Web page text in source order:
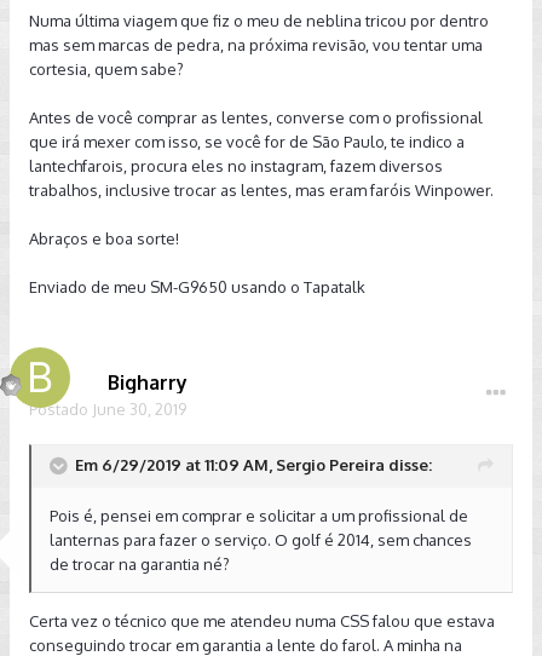
Numa última viagem que fiz o meu de neblina tricou por dentro
mas sem marcas de pedra, na próxima revisão, vou tentar uma
cortesia, quem sabe?
Antes de você comprar as lentes, converse com o profissional
que irá mexer com isso, se você for de São Paulo, te indico a
lantechfarois, procura eles no instagram, fazem diversos
trabalhos, inclusive trocar as lentes, mas eram faróis Winpower.
Abraços e boa sorte!
Enviado de meu SM-G9650 usando o Tapatalk
Bigharry
Postado June 30, 2019
Em 6/29/2019 at 11:09 AM, Sergio Pereira disse:
Pois é, pensei em comprar e solicitar a um profissional de
lanternas para fazer o serviço. O golf é 2014, sem chances
de trocar na garantia né?
Certa vez o técnico que me atendeu numa CSS falou que estava
conseguindo trocar em garantia a lente do farol. A minha na